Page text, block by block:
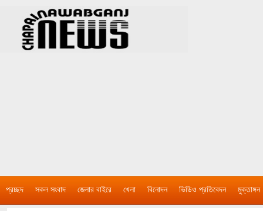
প্রচ্ছদ সকল সংবাদ জেলার বাইরে খেলা বিনোদন ভিডিও প্রতিবেদন মুক্তাঙ্গন